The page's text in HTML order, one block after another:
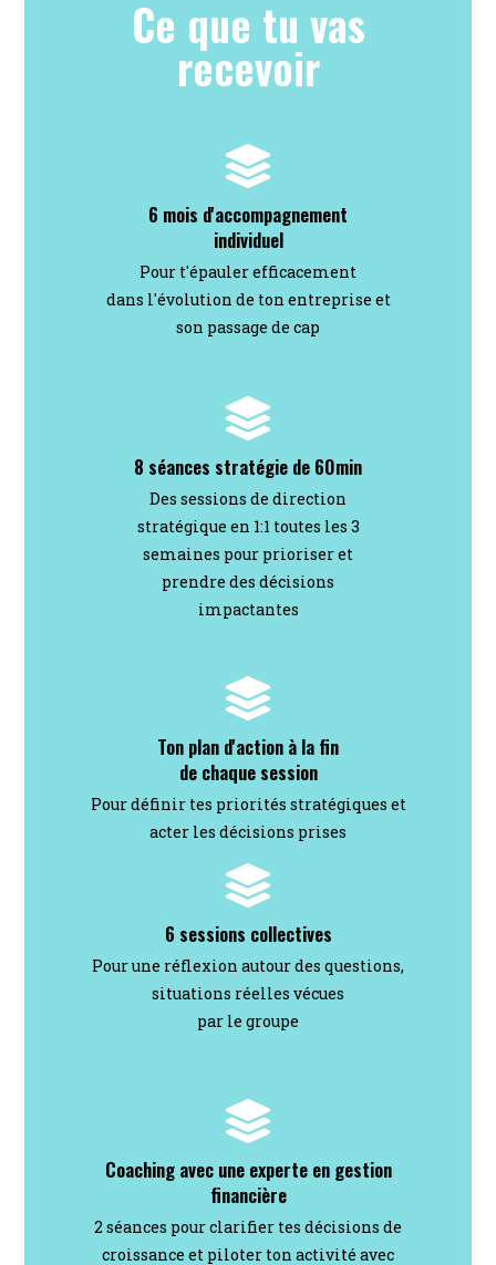
Ce que tu vas
recevoir
6 mois d'accompagnement
individuel
Pour t'épauler efficacement
dans l'évolution de ton entreprise et
son passage de cap
8 séances stratégie de 60min
Des sessions de direction
stratégique en 1:1 toutes les 3
semaines pour prioriser et
prendre des décisions
impactantes
Ton plan d'action à la fin
de chaque session
Pour définir tes priorités stratégiques et
acter les décisions prises
6 sessions collectives
Pour une réflexion autour des questions,
situations réelles vécues
par le groupe
Coaching avec une experte en gestion
financière
2 séances pour clarifier tes décisions de
croissance et piloter ton activité avec